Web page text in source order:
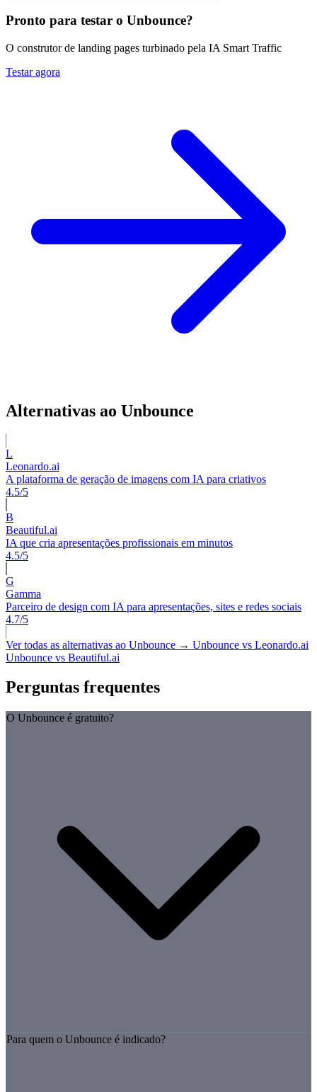
Pronto para testar o Unbounce?
O construtor de landing pages turbinado pela IA Smart Traffic
Testar agora
Alternativas ao Unbounce
L
Leonardo.ai
A plataforma de geração de imagens com IA para criativos
4.5/5
B
Beautiful.ai
IA que cria apresentações profissionais em minutos
4.5/5
G
Gamma
Parceiro de design com IA para apresentações, sites e redes sociais
4.7/5
Ver todas as alternativas ao Unbounce → Unbounce vs Leonardo.ai
Unbounce vs Beautiful.ai
Perguntas frequentes
O Unbounce é gratuito?
Para quem o Unbounce é indicado?